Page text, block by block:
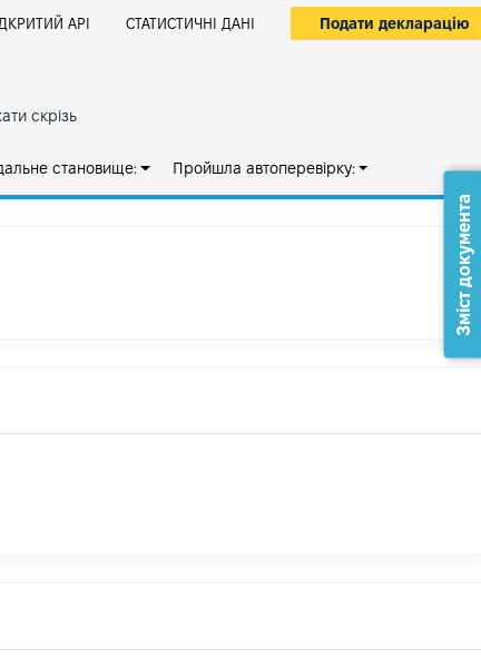
АРІ СТАТИСТИЧНІ ДАНІ Подати декларацію
скрізь
становище: Пройшла автоперевірку:
Зміст документа